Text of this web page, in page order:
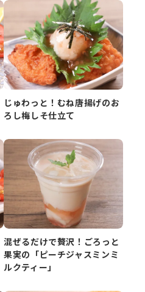
じゅわっと！むね唐揚げのお
ろし梅しそ仕立て
混ぜるだけで贅沢！ごろっと
果実の「ピーチジャスミンミ
ルクティー」